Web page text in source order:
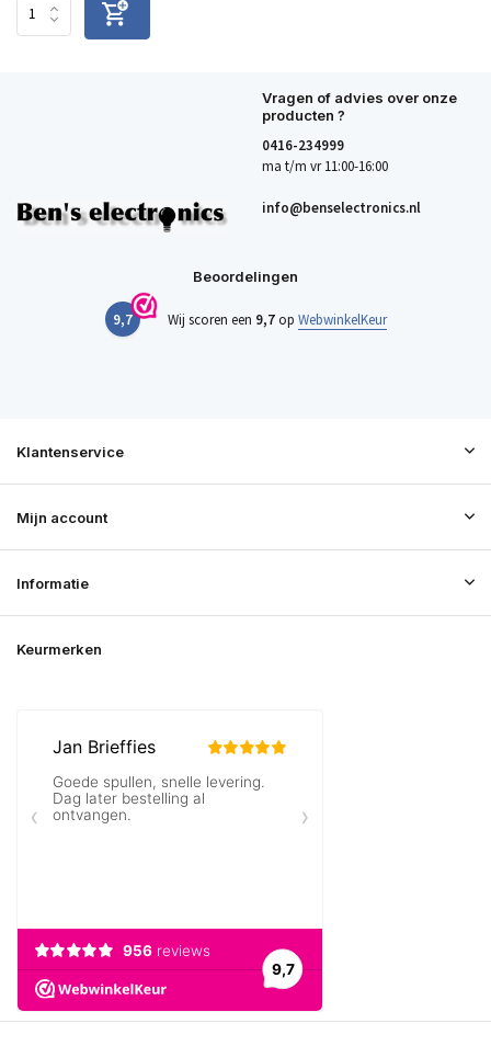
Vragen of advies over onze
producten ?
0416-234999
ma t/m vr 11:00-16:00
info@benselectronics.nl
Beoordelingen
9,7 Wij scoren een 9,7op WebwinkelKeur
Klantenservice
Mijn account
Informatie
Keurmerken